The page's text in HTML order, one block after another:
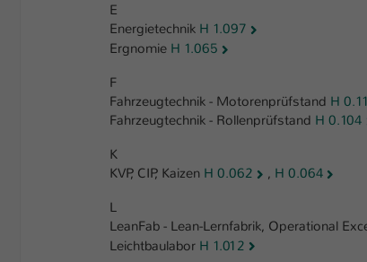
E
Energietechnik H 1.097
Ergnomie H 1.065
F
Fahrzeugtechnik - Motorenprüfstand H
Fahrzeugtechnik - Rollenprüfstand H 0.104
K
KVP, CIP, Kaizen H 0.062 , H 0.064
L
LeanFab - Lean-Lernfabrik, Operational
Leichtbaulabor H 1.012